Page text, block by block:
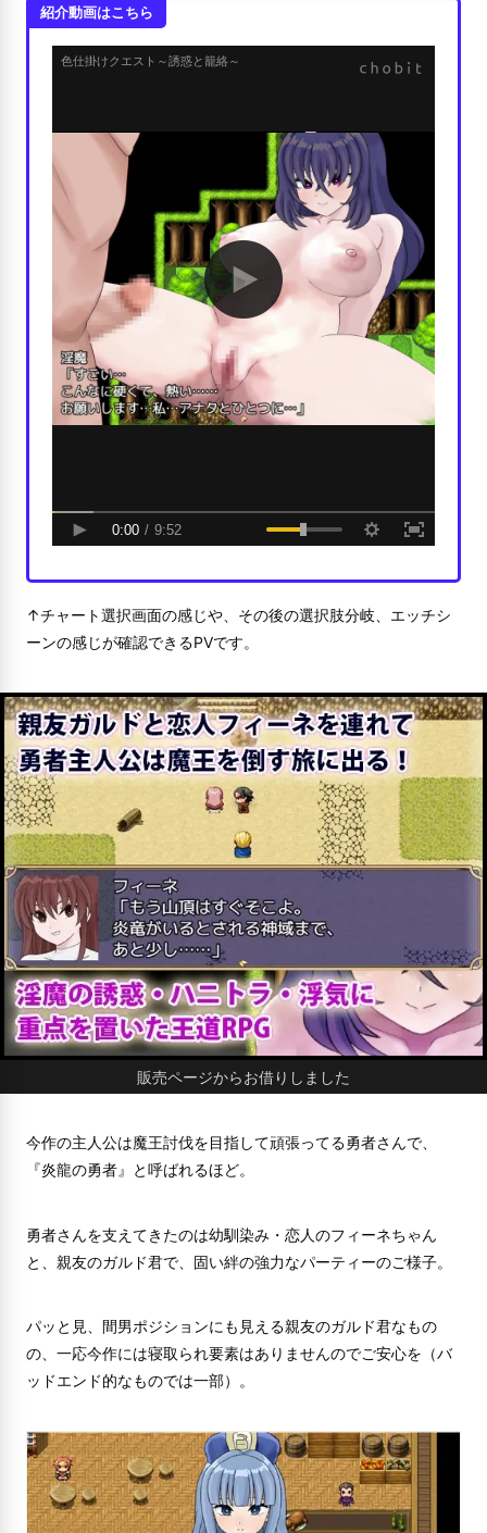
紹介動画はこちら
↑チャート選択画面の感じや、その後の選択肢分岐、エッチシ
ーンの感じが確認できるPVです。
販売ページからお借りしました
今作の主人公は魔王討伐を目指して頑張ってる勇者さんで、
『炎龍の勇者』と呼ばれるほど。
勇者さんを支えてきたのは幼馴染み・恋人のフィーネちゃん
と、親友のガルド君で、固い絆の強力なパーティーのご様子。
パッと見、間男ポジションにも見える親友のガルド君なもの
の、一応今作には寝取られ要素はありませんのでご安心を（バ
ッドエンド的なものでは一部）。